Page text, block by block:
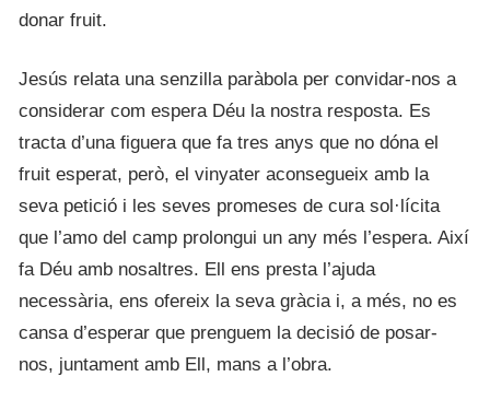
donar fruit.
Jesús relata una senzilla paràbola per convidar-nos a
considerar com espera Déu la nostra resposta. Es
tracta d’una figuera que fa tres anys que no dóna el
fruit esperat, però, el vinyater aconsegueix amb la
seva petició i les seves promeses de cura sol·lícita
que l’amo del camp prolongui un any més l’espera. Així
fa Déu amb nosaltres. Ell ens presta l’ajuda
necessària, ens ofereix la seva gràcia i, a més, no es
cansa d’esperar que prenguem la decisió de posar-
nos, juntament amb Ell, mans a l’obra.